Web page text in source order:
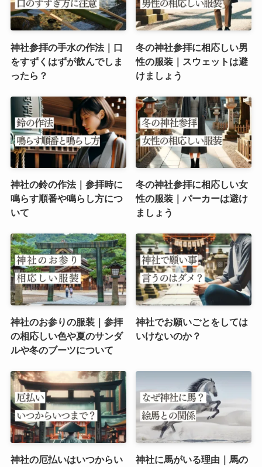
神社参拝の手水の作法｜口
をすずくはずが飲んでしま
ったら？
冬の神社参拝に相応しい男
性の服装｜スウェットは避
けましょう
神社の鈴の作法｜参拝時に
鳴らす順番や鳴らし方につ
いて
冬の神社参拝に相応しい女
性の服装｜パーカーは避け
ましょう
神社のお参りの服装｜参拝
の相応しい色や夏のサンダ
ルや冬のブーツについて
神社でお願いごとをしては
いけないのか？
神社の厄払いはいつからい
神社に馬がいる理由｜馬の